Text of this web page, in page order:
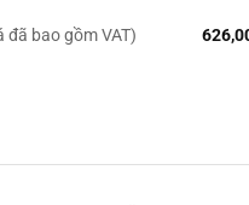
đã bao gồm VAT)